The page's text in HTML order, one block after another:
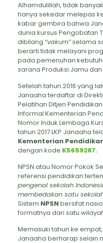
Alhamdulillah, tidak
hanya sekedar melepas
kabar gembira bahwa
dunia kursus Pengobatan
dibilang “vakum”selama
berarti tidak melayani
pada pemenuhan
sarana Produksi Jamu
Setelah tahun 2016 yang
Janaaha terdaftar di
Pelatihan Ditjen
Informal Kementerian
Nomor Induk Lembaga
tahun 2017 LKP Janaaha
Kementerian
dengan kode K5659287.
NPSN atau Nomor Pokok
referensi pendidikan
pengenal sekolah
membedakan satu
Sistem NPSNbersifat
formatnya dari satu
Memasuki tahun ke
Janaaha berharap selain